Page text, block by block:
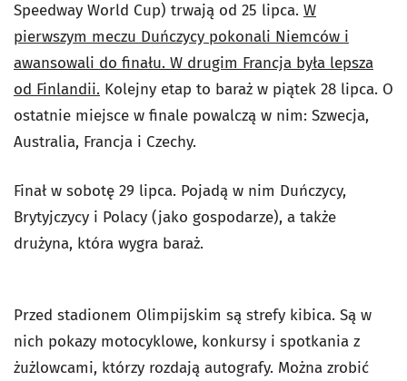
Speedway World Cup) trwają od 25 lipca. W
pierwszym meczu Duńczycy pokonali Niemców i
awansowali do finału. W drugim Francja była lepsza
od Finlandii. Kolejny etap to baraż w piątek 28 lipca. O
ostatnie miejsce w finale powalczą w nim: Szwecja,
Australia, Francja i Czechy.
Finał w sobotę 29 lipca. Pojadą w nim Duńczycy,
Brytyjczycy i Polacy (jako gospodarze), a także
drużyna, która wygra baraż.
Przed stadionem Olimpijskim są strefy kibica. Są w
nich pokazy motocyklowe, konkursy i spotkania z
żużlowcami, którzy rozdają autografy. Można zrobić